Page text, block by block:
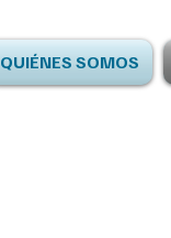
QUIÉNES SOMOS